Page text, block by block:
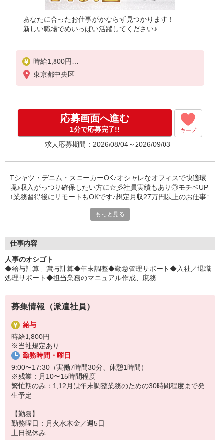
あなたに合ったお仕事がかならず見つかります！
新しい職場でめいっぱい活躍してください♪
時給1,800円
※当社規定あり
東京都中央区
応募画面へ進む
1分で応募完了!! キープ
求人応募期間：2026/08/04～2026/09/03
Tシャツ・デニム・スニーカーOK♪オシャレなオフィスで快適環
境♪収入がっつり確保したい方に☆彡社員実績もあり◎モチベUP
↑業務習得後にリモートもOKです♪想定月収27万円以上のお仕事↑
「応募するか悩む…」
そんな方も安心してご応募ください。
しっかりお話を聞いて頂いてから
選考に進むかどうか考えていただけます◎
私達がご希望に合ったお仕事をご紹介します。
・結婚を機に働き方を変えたい
・出産後も働ける仕事に就きたい
・資格を活かして働きたい
・資格はないけど働ける仕事を見つけたい
もっと見る
仕事内容
人事のオシゴト
◆給与計算、賞与計算◆年末調整◆勤怠管理サポート◆入社／退職
処理サポート◆担当業務のマニュアル作成、庶務
募集情報（派遣社員）
給与
時給1,800円
※当社規定あり
勤務時間・曜日
9:00〜17:30（実働7時間30分、休憩1時間）
※残業：月10〜15時間程度
繁忙期のみ：1,12月は年末調整業務のための30時間程度まで発
生予定
【勤務】
勤務曜日：月火水木金／週5日
土日祝休み